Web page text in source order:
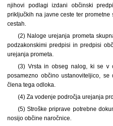
njihovi podlagi izdani občinski
priključkih na javne ceste ter
cestah.
(2) Naloge urejanja prometa
podzakonskimi predpisi in predpisi
urejanja prometa.
(3) Vrsta in obseg nalog, ki se v
posamezno občino ustanoviteljico,
člena tega odloka.
(4) Za vodenje področja urejanja
(5) Stroške priprave potrebne
nosijo občine naročnice.